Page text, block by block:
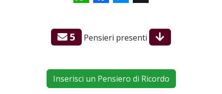
5 Pensieri presenti
Inserisci un Pensiero di Ricordo